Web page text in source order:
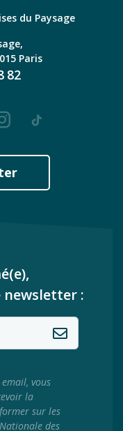
du Paysage
Paris
82
Tiktok
newsletter :
vous
la
sur les
des